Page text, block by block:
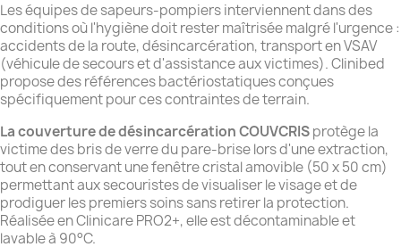
Les équipes de sapeurs-pompiers interviennent dans des
conditions où l'hygiène doit rester maîtrisée malgré l'urgence :
accidents de la route, désincarcération, transport en VSAV
(véhicule de secours et d'assistance aux victimes). Clinibed
propose des références bactériostatiques conçues
spécifiquement pour ces contraintes de terrain.
La couverture de désincarcération COUVCRISprotège la
victime des bris de verre du pare-brise lors d'une extraction,
tout en conservant une fenêtre cristal amovible (50 x 50 cm)
permettant aux secouristes de visualiser le visage et de
prodiguer les premiers soins sans retirer la protection.
Réalisée en Clinicare PRO2+, elle est décontaminable et
lavable à 90°C.